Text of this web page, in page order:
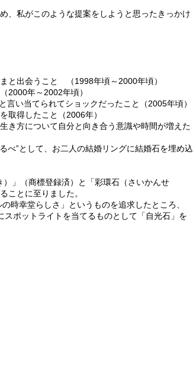
、私がこのような提案をしようと思ったきっかけ
と出会うこと （1998年頃～2000年頃）
2000年～2002年頃）
言い当てられてショックだったこと（2005年頃）
取得したこと（2006年）
き方について自分と向き合う意識や時間が増えた
べ”として、お二人の結婚リングに結婚石を埋め込
」（商標登録済）と「彩環石（さいかんせ
ことに至りました。
時幸堂らしさ」というものを追求したところ、
スポットライトを当てるものとして「自光石」を